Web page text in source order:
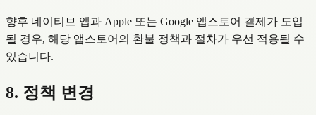
향후 네이티브 앱과 Apple 또는 Google 앱스토어 결제가 도입
될 경우, 해당 앱스토어의 환불 정책과 절차가 우선 적용될 수
있습니다.
8. 정책 변경